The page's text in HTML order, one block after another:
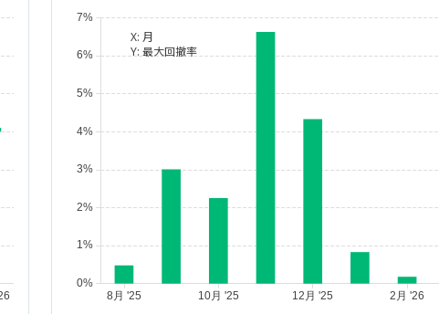
X: 月
Y: 最大回撤率